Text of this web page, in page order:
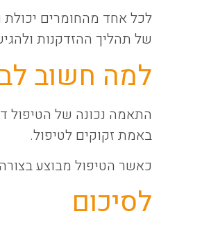
לכל אחד מהחומרים יכולת
של תהליך ההזדקנות
למה חשוב
התאמה נכונה של הטיפול
באמת זקוקים לטיפול.
כאשר הטיפול מבוצע
לסיכום